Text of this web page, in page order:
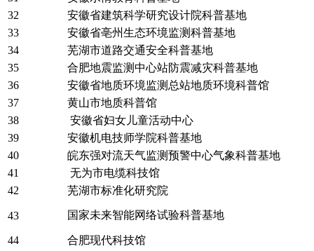
32
安徽省建筑科学研究设计院科普基地
33
安徽省亳州生态环境监测科普基地
34
芜湖市道路交通安全科普基地
35
合肥地震监测中心站防震减灾科普基地
36
安徽省地质环境监测总站地质环境科普馆
37
黄山市地质科普馆
38
安徽省妇女儿童活动中心
39
安徽机电技师学院科普基地
40
皖东强对流天气监测预警中心气象科普基地
41
无为市电缆科技馆
42
芜湖市标准化研究院
43 国家未来智能网络试验科普基地
44
合肥现代科技馆